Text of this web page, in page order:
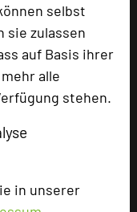
selbst
sie zulassen
auf Basis ihrer
alle
stehen.
in unserer
den
Portal aufgerufen.
jeweiligen Hotels die
und sind dafür